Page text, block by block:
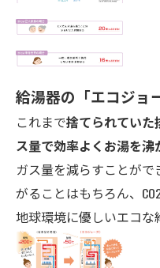
給湯器の「エコジョ
これまで捨てられていた
ス量で効率よくお湯を
ガス量を減らすことが
がることはもちろん、
地球環境に優しいエコな